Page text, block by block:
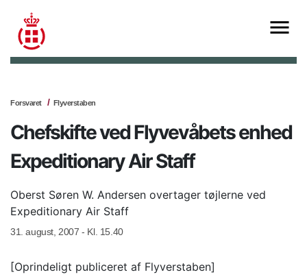
Forsvaret Flyverstaben
Chefskifte ved Flyvevåbets enhed
Expeditionary Air Staff
Oberst Søren W. Andersen overtager tøjlerne ved
Expeditionary Air Staff
31. august, 2007 - Kl. 15.40
[Oprindeligt publiceret af Flyverstaben]